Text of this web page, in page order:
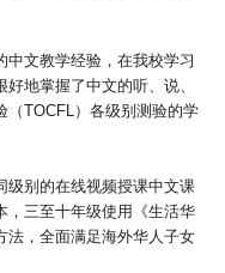
文教学经验，在我校学习
地掌握了中文的听、说、
（TOCFL）各级别测验的学
级别的在线视频授课中文课
，三至十年级使用《生活华
法，全面满足海外华人子女